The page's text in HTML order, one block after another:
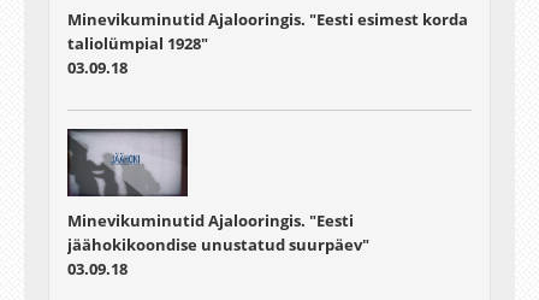
Minevikuminutid Ajalooringis. "Eesti esimest korda
taliolümpial 1928"
03.09.18
Minevikuminutid Ajalooringis. "Eesti
jäähokikoondise unustatud suurpäev"
03.09.18